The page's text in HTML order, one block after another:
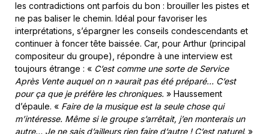
les contradictions ont parfois du bon : brouiller les pistes et
ne pas baliser le chemin. Idéal pour favoriser les
interprétations, s’épargner les conseils condescendants et
continuer à foncer tête baissée. Car, pour Arthur (principal
compositeur du groupe), répondre à une interview est
toujours étrange : « C’est comme une sorte de Service
Après Vente auquel on n »aurait pas été préparé… C’est
pour ça que je préfère les chroniques. » Haussement
d’épaule. « Faire de la musique est la seule chose qui
m’intéresse. Même si le groupe s’arrêtait, j’en monterais un
autre… Je ne sais d’ailleurs rien faire d’autre ! C’est naturel. »